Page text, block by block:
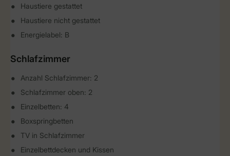
Haustiere gestattet
Haustiere nicht gestattet
Energielabel: B
Schlafzimmer
Anzahl Schlafzimmer: 2
Schlafzimmer oben: 2
Einzelbetten: 4
Boxspringbetten
TV in Schlafzimmer
Einzelbettdecken und Kissen